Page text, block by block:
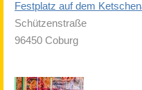
Festplatz auf dem
Schützenstraße
96450 Coburg